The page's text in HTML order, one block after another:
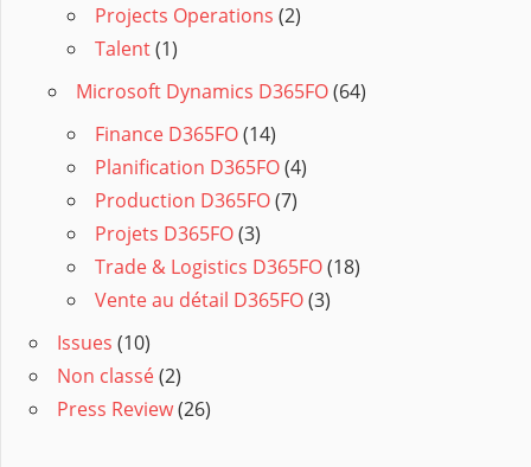
Projects Operations (2)
Talent(1)
Microsoft Dynamics D365FO(64)
Finance D365FO(14)
Planification D365FO(4)
Production D365FO(7)
Projets D365FO(3)
Trade & Logistics D365FO(18)
Vente au détail D365FO(3)
Issues (10)
Non classé(2)
Press Review(26)